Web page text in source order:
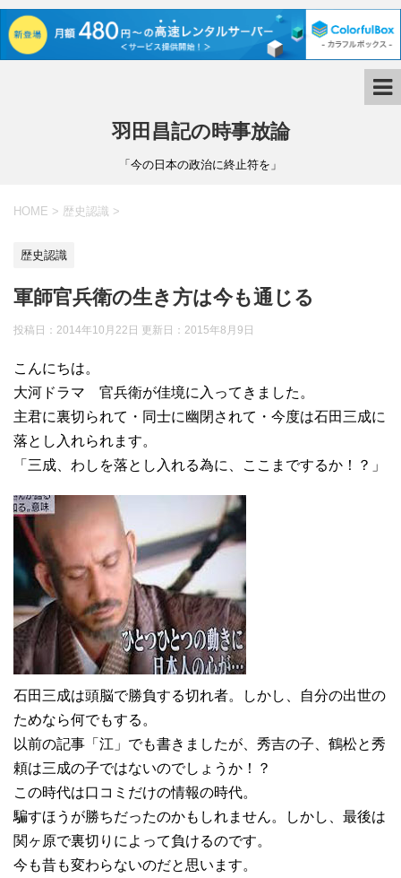
羽田昌記の時事放論
「今の日本の政治に終止符を」
HOME > 歴史認識 >
歴史認識
軍師官兵衛の生き方は今も通じる
投稿日：2014年10月22日 更新日： 2015年8月9日
こんにちは。
大河ドラマ 官兵衛が佳境に入ってきました。
主君に裏切られて・同士に幽閉されて・今度は石田三成に
落とし入れられます。
「三成、わしを落とし入れる為に、ここまでするか！？」
石田三成は頭脳で勝負する切れ者。しかし、自分の出世の
ためなら何でもする。
以前の記事「江」でも書きましたが、秀吉の子、鶴松と秀
頼は三成の子ではないのでしょうか！？
この時代は口コミだけの情報の時代。
騙すほうが勝ちだったのかもしれません。しかし、最後は
関ヶ原で裏切りによって負けるのです。
今も昔も変わらないのだと思います。